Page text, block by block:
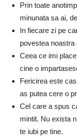
Prin toate
minunata sa ai,
In fiecare zi pe
povestea noastra
Ceea ce imi
cine o
Fericirea este
as putea cere o
Cel care a spus
mintit. Nu exista
te iubi pe tine.